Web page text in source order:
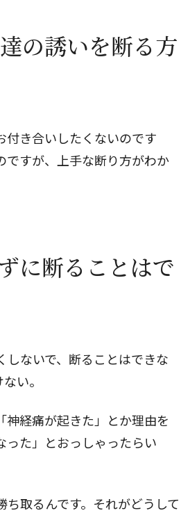
の誘いを断る方
付き合いしたくないのです
ですが、上手な断り方がわか
に断ることはで
しないで、断ることはできな
い。
経痛が起きた」とか理由を
った」とおっしゃったらい
取るんです。それがどうして